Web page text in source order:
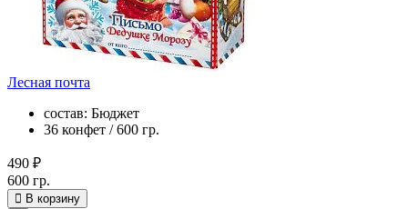
Лесная почта
состав: Бюджет
36 конфет / 600 гр.
490 ₽
600 гр.
В корзину